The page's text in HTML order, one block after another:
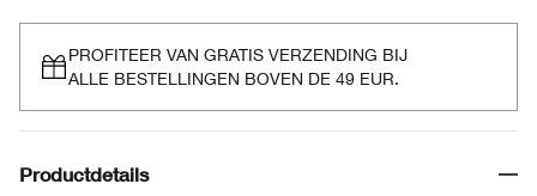
PROFITEER VAN GRATIS VERZENDING BIJ
ALLE BESTELLINGEN BOVEN DE 49 EUR.
Productdetails